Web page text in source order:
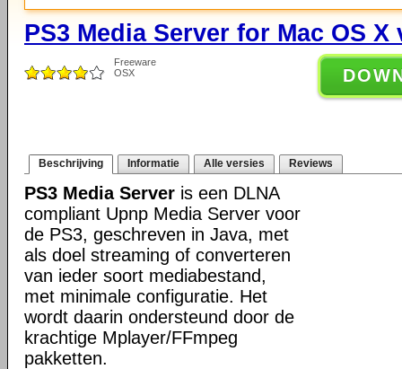
PS3 Media Server for Mac OS X
Freeware
OSX
Beschrijving Informatie Alle versies Reviews
PS3 Media Server is een DLNA
compliant Upnp Media Server voor
de PS3, geschreven in Java, met
als doel streaming of converteren
van ieder soort mediabestand,
met minimale configuratie. Het
wordt daarin ondersteund door de
krachtige Mplayer/FFmpeg
pakketten.